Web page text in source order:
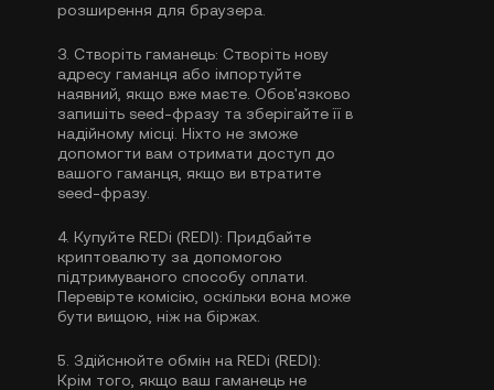
розширення для браузера.
3. Створіть гаманець: Створіть нову
адресу гаманця або імпортуйте
наявний, якщо вже маєте. Обов'язково
запишіть seed-фразу та зберігайте її в
надійному місці. Ніхто не зможе
допомогти вам отримати доступ до
вашого гаманця, якщо ви втратите
seed-фразу.
4. Купуйте REDi (REDI): Придбайте
криптовалюту за допомогою
підтримуваного способу оплати.
Перевірте комісію, оскільки вона може
бути вищою, ніж на біржах.
5. Здійснюйте обмін на REDi (REDI):
Крім того, якщо ваш гаманець не